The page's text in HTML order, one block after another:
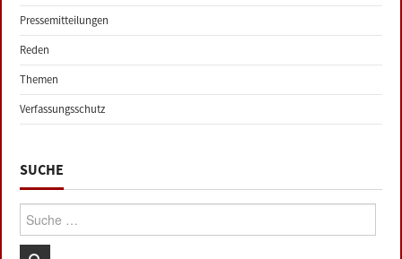
Pressemitteilungen
Reden
Themen
Verfassungsschutz
SUCHE
Suche: